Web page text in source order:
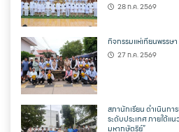
28 ก.ค. 2569
กิจกรรมแห่เทียนพรรษ
27 ก.ค. 2569
สภานักเรียน ดำเนินกา
ระดับประเทศ ภายใต้แ
มหากษัตริย์”